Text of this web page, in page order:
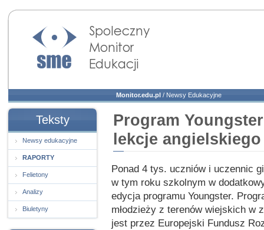
Społeczny Monitor
Edukacji
Monitor.edu.pl / Newsy Edukacyjne
Teksty
Newsy edukacyjne
RAPORTY
Felietony
Analizy
Biuletyny
Program
lekcje angielskiego
Ponad 4 tys. uczniów i uczennic
w tym roku szkolnym w
edycja programu Youngster.
młodzieży z terenów wiejskich w
jest przez Europejski Fundusz